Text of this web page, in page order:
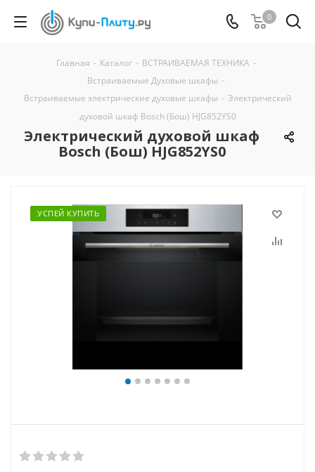
0
Главная - Каталог - ВСТРАИВАЕМАЯ ТЕХНИКА -
Встраиваемые Духовые шкафы -
Встраиваемые электрические духовые шкафы - Электрический
духовой шкаф Bosch (Бош) HJG852YS0
Электрический духовой шкаф
Bosch (Бош) HJG852YS0
УСПЕЙ КУПИТЬ